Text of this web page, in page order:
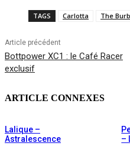
TAGS Carlotta The
Article précédent
Bottpower XC1 : le Café Racer
exclusif
ARTICLE CONNEXES
Lalique –
Astralescence
–